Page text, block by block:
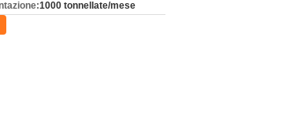
1000 tonnellate/mese